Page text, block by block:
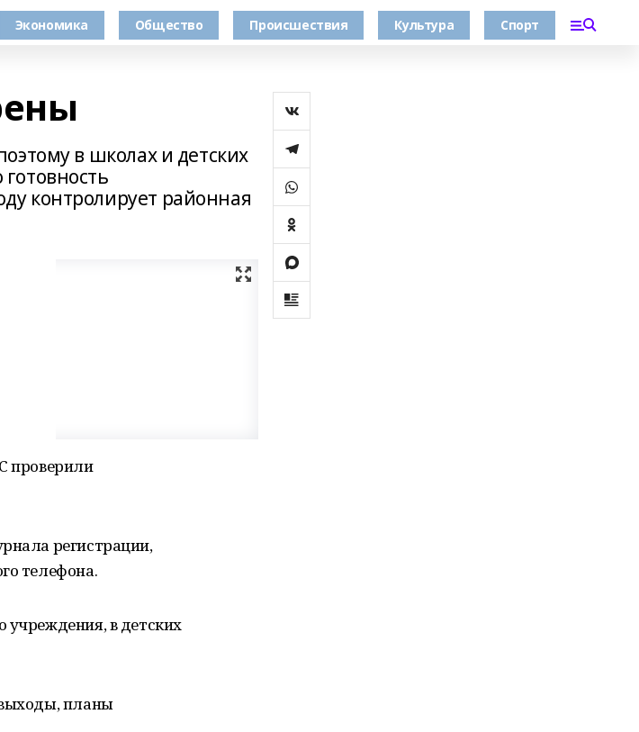
Экономика Общество Происшествия Культура Спорт
в школах и детских
контролирует районная
проверили
регистрации,
телефона.
в детских
планы